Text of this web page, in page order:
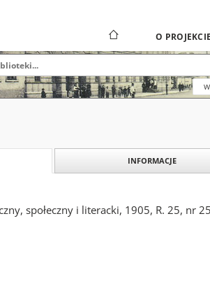
O PROJEKCIE
INFORMACJE
społeczny i literacki, 1905, R. 25, nr 25